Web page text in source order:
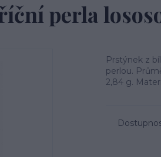
perla
Prstýnek z
perlou.
2,84 g.